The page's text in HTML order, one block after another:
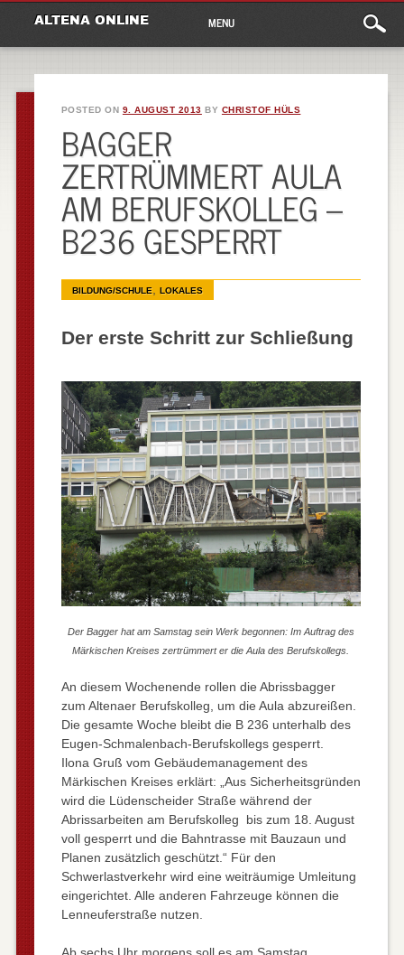
ALTENA ONLINE
Main
menu
content
MENU
POSTED ON 9. AUGUST 2013 BY CHRISTOF HÜLS
BAGGER
ZERTRÜMMERT AULA
AM BERUFSKOLLEG –
B236 GESPERRT
BILDUNG/SCHULE, LOKALES
Der erste Schritt zur Schließung
Der Bagger hat am Samstag sein Werk begonnen: Im Auftrag des
Märkischen Kreises zertrümmert er die Aula des Berufskollegs.
An diesem Wochenende rollen die Abrissbagger
zum Altenaer Berufskolleg, um die Aula abzureißen.
Die gesamte Woche bleibt die B 236 unterhalb des
Eugen-Schmalenbach-Berufskollegs gesperrt.
Ilona Gruß vom Gebäudemanagement des
Märkischen Kreises erklärt: „Aus Sicherheitsgründen
wird die Lüdenscheider Straße während der
Abrissarbeiten am Berufskolleg bis zum 18. August
voll gesperrt und die Bahntrasse mit Bauzaun und
Planen zusätzlich geschützt.“ Für den
Schwerlastverkehr wird eine weiträumige Umleitung
eingerichtet. Alle anderen Fahrzeuge können die
Lenneuferstraße nutzen.